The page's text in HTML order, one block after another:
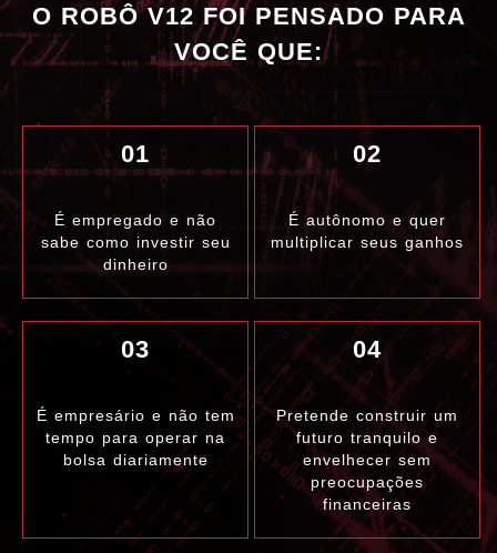
O ROBÔ V12 FOI PENSADO PARA
VOCÊ QUE:
01
É empregado e não
sabe como investir seu
dinheiro
02
É autônomo e quer
multiplicar seus ganhos
03
É empresário e não tem
tempo para operar na
bolsa diariamente
04
Pretende construir um
futuro tranquilo e
envelhecer sem
preocupações
financeiras